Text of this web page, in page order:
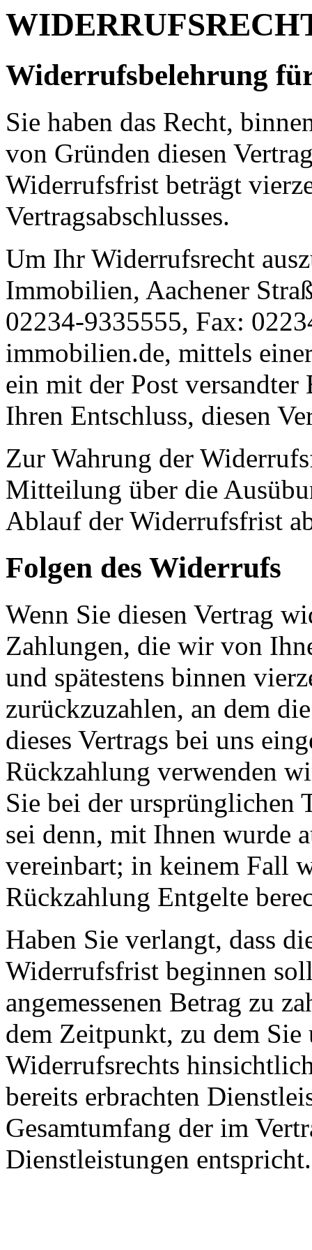
Widerrufsbelehrung
Sie haben das Recht,
von Gründen diesen
Widerrufsfrist beträgt
Vertragsabschlusses.
Um Ihr Widerrufsrecht
Immobilien, Aachener
02234-9335555, Fax:
immobilien.de, mittels
ein mit der Post
Ihren Entschluss, diesen
Zur Wahrung der
Mitteilung über die
Ablauf der Widerrufsfrist
Folgen des Widerrufs
Wenn Sie diesen Vertrag
Zahlungen, die wir von
und spätestens binnen
zurückzuzahlen, an dem
dieses Vertrags bei uns
Rückzahlung verwenden
Sie bei der ursprünglichen
sei denn, mit Ihnen wurde
vereinbart; in keinem Fall
Rückzahlung Entgelte
Haben Sie verlangt, dass
Widerrufsfrist beginnen
angemessenen Betrag zu
dem Zeitpunkt, zu dem
Widerrufsrechts
bereits erbrachten
Gesamtumfang der im
Dienstleistungen entspricht.